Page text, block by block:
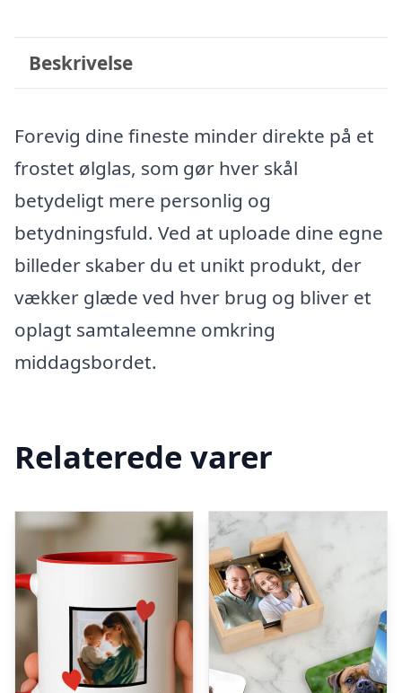
Beskrivelse
Forevig dine fineste minder direkte på et
frostet ølglas, som gør hver skål
betydeligt mere personlig og
betydningsfuld. Ved at uploade dine egne
billeder skaber du et unikt produkt, der
vækker glæde ved hver brug og bliver et
oplagt samtaleemne omkring
middagsbordet.
Relaterede varer